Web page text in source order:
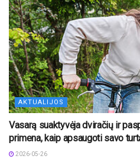
AKTUALIJOS
Vasarą suaktyvėja dviračių ir
primena, kaip apsaugoti savo
2026-05-26